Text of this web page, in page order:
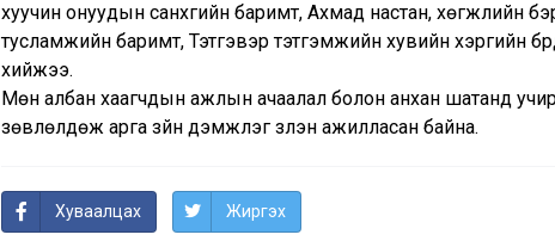
хуучин онуудын санхүүгийн баримт, Ахмад настан, хөгжлийн
тусламжийн баримт, Тэтгэвэр тэтгэмжийн хувийн хэргийн
хийжээ.
Мөн албан хаагчдын ажлын ачаалал болон анхан шатанд
зөвлөлдөж арга зүйн дэмжлэг үзүүлэн ажилласан байна.
Хуваалцах Жиргэх